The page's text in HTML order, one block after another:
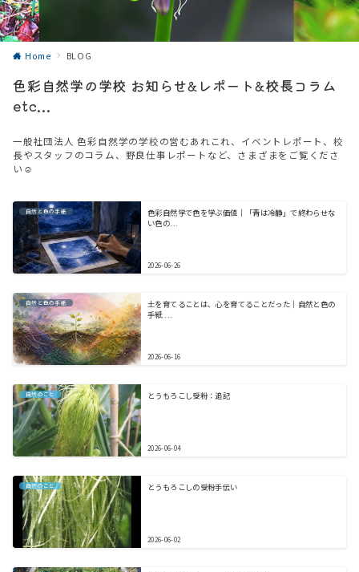
Home BLOG
色彩自然学の学校 お知らせ&レポート&校長コラム
etc...
一般社団法人 色彩自然学の学校の営むあれこれ、イベントレポート、校
長やスタッフのコラム、野良仕事レポートなど、さまざまをご覧くださ
い☺️
自然と色の手紙
色彩自然学で色を学ぶ価値｜「青は冷静」で終わらせな
い色の...
2026-06-26
自然と色の手紙
土を育てることは、心を育てることだった｜自然と色の
手紙 ...
2026-06-16
自然のこと とうもろこし受粉：追記
2026-06-04
自然のこと とうもろこしの受粉手伝い
2026-06-02